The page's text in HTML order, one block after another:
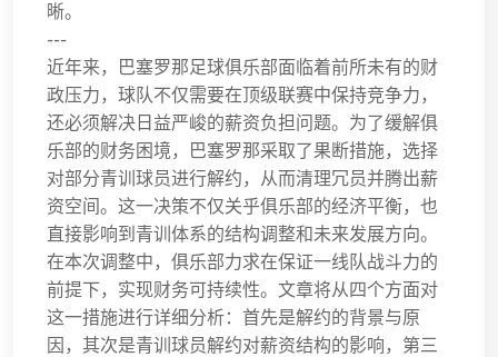
晰。
---
近年来，巴塞罗那足球俱乐部面临着前所未有的财
政压力，球队不仅需要在顶级联赛中保持竞争力，
还必须解决日益严峻的薪资负担问题。为了缓解俱
乐部的财务困境，巴塞罗那采取了果断措施，选择
对部分青训球员进行解约，从而清理冗员并腾出薪
资空间。这一决策不仅关乎俱乐部的经济平衡，也
直接影响到青训体系的结构调整和未来发展方向。
在本次调整中，俱乐部力求在保证一线队战斗力的
前提下，实现财务可持续性。文章将从四个方面对
这一措施进行详细分析：首先是解约的背景与原
因，其次是青训球员解约对薪资结构的影响，第三